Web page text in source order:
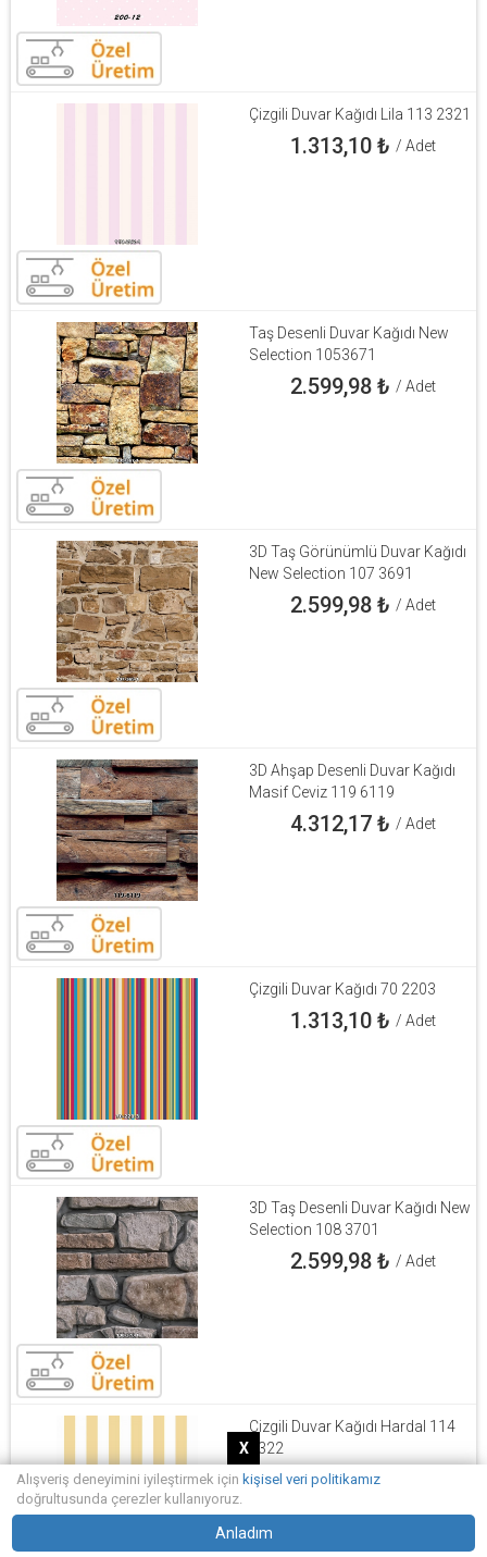
Çizgili Duvar Kağıdı Lila 113 2321
1.313,10₺ / Adet
Taş Desenli Duvar Kağıdı New
Selection 1053671
2.599,98₺ / Adet
3D Taş Görünümlü Duvar Kağıdı
New Selection 107 3691
2.599,98₺ / Adet
3D Ahşap Desenli Duvar Kağıdı
Masif Ceviz 119 6119
4.312,17₺ / Adet
Çizgili Duvar Kağıdı 70 2203
1.313,10₺ / Adet
3D Taş Desenli Duvar Kağıdı New
Selection 108 3701
2.599,98₺ / Adet
Çizgili Duvar Kağıdı Hardal 114
2322
1.313,10₺
Alışveriş deneyimini iyileştirmek için kişisel veri politikamız
doğrultusunda çerezler kullanıyoruz.
Anladım
X